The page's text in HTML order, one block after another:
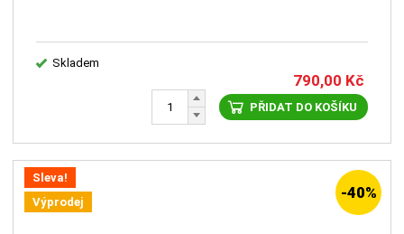
Skladem
790,00 Kč
PŘIDAT DO KOŠÍKU
Sleva!
Výprodej
-40%